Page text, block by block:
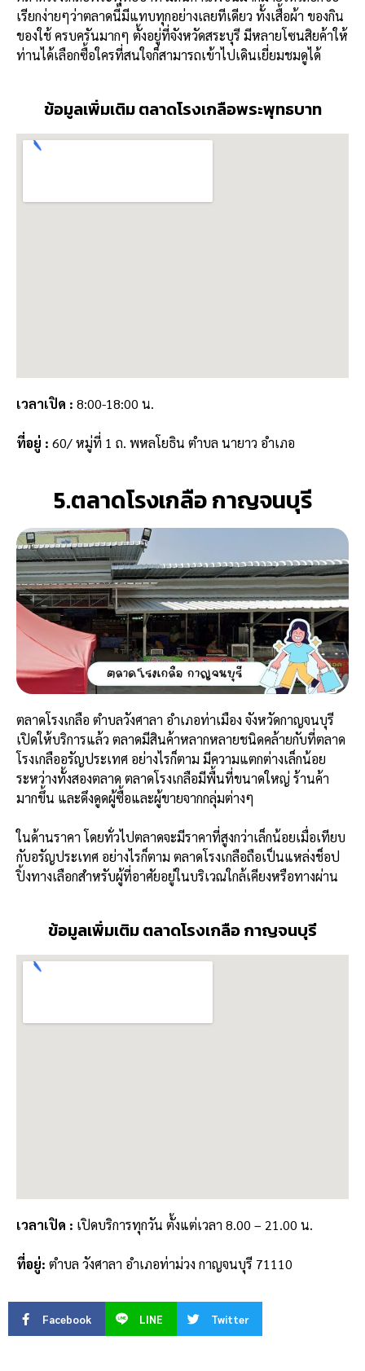
เรียกง่ายๆว่าตลาดนี้มีแทบทุกอย่างเลยทีเดียว ทั้งเสื้อผ้า ของกิน
ของใช้ ครบครันมากๆ ตั้งอยู่ที่จังหวัดสระบุรี มีหลายโซนสิยค้าให้
ท่านได้เลือกซื้อใครที่สนใจก็สามารถเข้าไปเดินเยี่ยมชมดูได้
ข้อมูลเพิ่มเติม ตลาดโรงเกลือพระพุทธบาท
เวลาเปิด : 8:00-18:00 น.
ที่อยู่ : 60/ หมู่ที่ 1 ถ. พหลโยธิน ตำบล นายาว อำเภอ
5.ตลาดโรงเกลือ กาญจนบุรี
ตลาดโรงเกลือ ตำบลวังศาลา อำเภอท่าเมือง จังหวัดกาญจนบุรี
เปิดให้บริการแล้ว ตลาดมีสินค้าหลากหลายชนิดคล้ายกับที่ตลาด
โรงเกลืออรัญประเทศ อย่างไรก็ตาม มีความแตกต่างเล็กน้อย
ระหว่างทั้งสองตลาด ตลาดโรงเกลือมีพื้นที่ขนาดใหญ่ ร้านค้า
มากขึ้น และดึงดูดผู้ซื้อและผู้ขายจากกลุ่มต่างๆ
ในด้านราคา โดยทั่วไปตลาดจะมีราคาที่สูงกว่าเล็กน้อยเมื่อเทียบ
กับอรัญประเทศ อย่างไรก็ตาม ตลาดโรงเกลือถือเป็นแหล่งช็อป
ปิ้งทางเลือกสำหรับผู้ที่อาศัยอยู่ในบริเวณใกล้เคียงหรือทางผ่าน
ข้อมูลเพิ่มเติม ตลาดโรงเกลือ กาญจนบุรี
เวลาเปิด : เปิดบริการทุกวัน ตั้งแต่เวลา 8.00 – 21.00 น.
ที่อยู่: ตำบล วังศาลา อำเภอท่าม่วง กาญจนบุรี 71110
Facebook LINE Twitter